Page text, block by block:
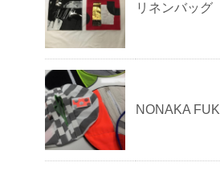
リネンバッ
NONAKA